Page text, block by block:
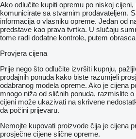
Ako odlučite kupiti opremu po niskoj cijeni,
komunicirate sa stvarnim prodavateljem.
informacija o vlasniku opreme. Jedan od
predstave kao prava tvrtka. U slučaju
tome radi dodatne kontrole, putem
Provjera cijena
Prije nego što odlučite izvršiti kupnju,
prodajnih ponuda kako biste razumjeli
odabranog modela opreme. Ako je cijena
mnogo niža od sličnih ponuda, razmislite
cijeni može ukazivati ​​na skrivene
da počini prijevaru.
Nemojte kupovati proizvode čija je cijena
prosječne cijene slične opreme.